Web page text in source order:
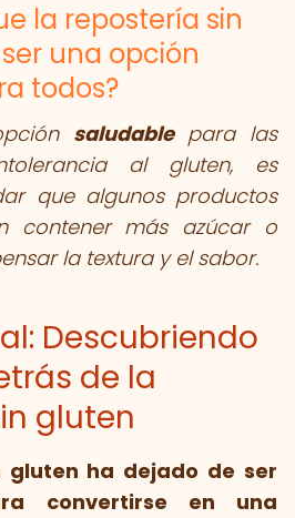
la repostería sin
una opción
todos?
saludablepara las
al gluten, es
que algunos productos
contener más azúcar o
la textura y el sabor.
Descubriendo
de la
gluten
gluten ha dejado de ser
convertirse en una